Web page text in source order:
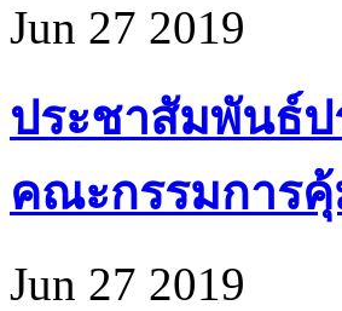
Jun 27 2019
ประชาสัมพันธ์
คณะกรรมการ
Jun 27 2019